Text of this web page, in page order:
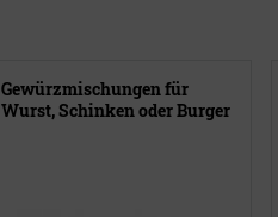
Gewürzmischungen für
Wurst, Schinken oder Burger